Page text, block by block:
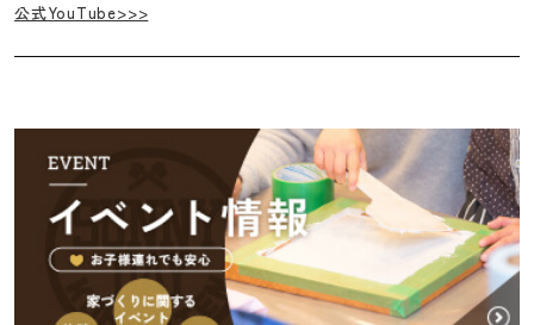
公式YouTube>>>